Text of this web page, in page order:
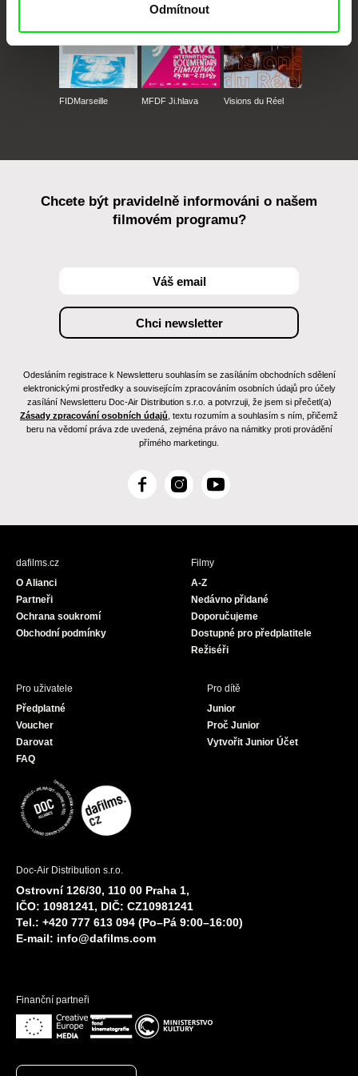
Odmítnout
FIDMarseille MFDF Ji.hlava Visions du Réel
Chcete být pravidelně informováni o našem
filmovém programu?
Odesláním registrace k Newsletteru souhlasím se zasíláním obchodních sdělení
elektronickými prostředky a souvisejícím zpracováním osobních údajů pro účely
zasílání Newsletteru Doc-Air Distribution s.r.o. a potvrzuji, že jsem si přečetl(a)
Zásady zpracování osobních údajů , textu rozumím a souhlasím s ním, přičemž
beru na vědomí práva zde uvedená, zejména právo na námitky proti provádění
přímého marketingu.
F
c
I
s
Y
u
dafilms.cz
O Alianci
Partneři
Ochrana soukromí
Obchodní podmínky
Filmy
A-Z
Nedávno přidané
Doporučujeme
Dostupné pro předplatitele
Režiséři
Pro uživatele
Předplatné
Voucher
Darovat
FAQ
Pro dítě
Junior
Proč Junior
Vytvořit Junior Účet
Doc-Air Distribution s.r.o.
Ostrovní 126/30, 110 00 Praha 1,
IČO: 10981241, DIČ: CZ10981241
Tel.: +420 777 613 094 (Po–Pá 9:00–16:00)
E-mail: info@dafilms.com
Finanční partneři